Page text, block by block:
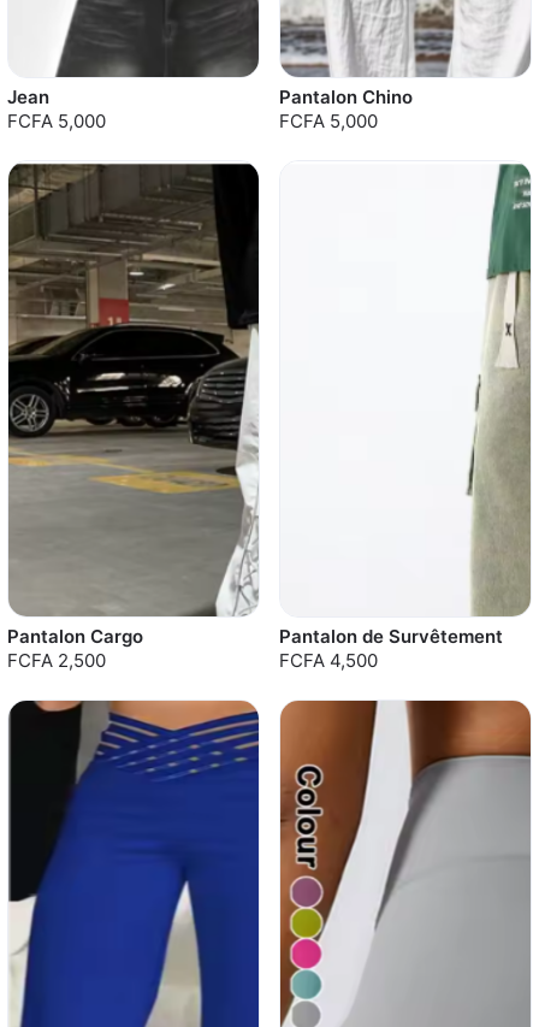
Jean
FCFA 5,000
Pantalon Chino
FCFA 5,000
Pantalon Cargo
FCFA 2,500
Pantalon de Survêtement
FCFA 4,500